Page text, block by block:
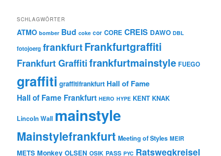
SCHLAGWÖRTER
ATMO bomber Bud coke cor CORE CREIS DAWO DBL
fotojoerg frankfurtFrankfurtgraffiti
Frankfurt Graffitifrankfurtmainstyle FUEGO
graffiti graffitifrankfurt Hall of Fame
Hall of Fame Frankfurt HERO HYPE KENT KNAK
Lincoln Wall mainstyle
Mainstylefrankfurt Meeting of Styles MEIR
METS Monkey OLSEN OSIK PASS PYC Ratswegkreisel